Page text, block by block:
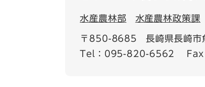
水産農林部 水産農林政策課
〒850-8685
長崎県長崎市
Tel：095-820-6562